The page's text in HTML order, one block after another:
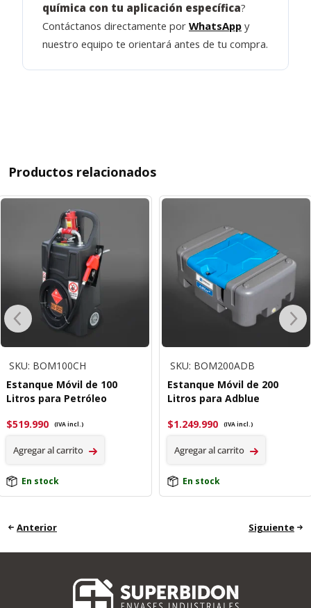
química con tu aplicación específica?
Contáctanos directamente porWhatsApp y
nuestro equipo te orientará antes de tu compra.
Productos relacionados
SKU: BOM100CH
Estanque Móvil de 100
Litros para Petróleo
$519.990 (IVA incl.)
Agregar al carrito
En stock
SKU: BOM200ADB
Estanque Móvil de 200
Litros para Adblue
$1.249.990 (IVA incl.)
Agregar al carrito
En stock
Anterior Siguiente